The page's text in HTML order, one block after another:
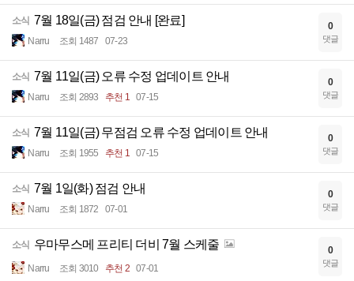
소식 7월 18일(금) 점검 안내 [완료]
Narru 조회 1487 07-23
0
댓글
소식 7월 11일(금) 오류 수정 업데이트 안내
Narru 조회 2893 추천 1 07-15
0
댓글
소식 7월 11일(금) 무점검 오류 수정 업데이트 안내
Narru 조회 1955 추천 1 07-15
0
댓글
소식 7월 1일(화) 점검 안내
Narru 조회 1872 07-01
0
댓글
소식 우마무스메 프리티 더비 7월 스케줄
Narru 조회 3010 추천 2 07-01
0
댓글